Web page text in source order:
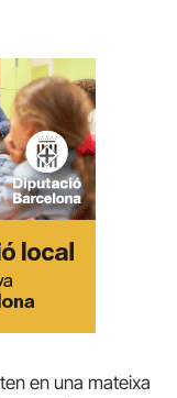
en una mateixa